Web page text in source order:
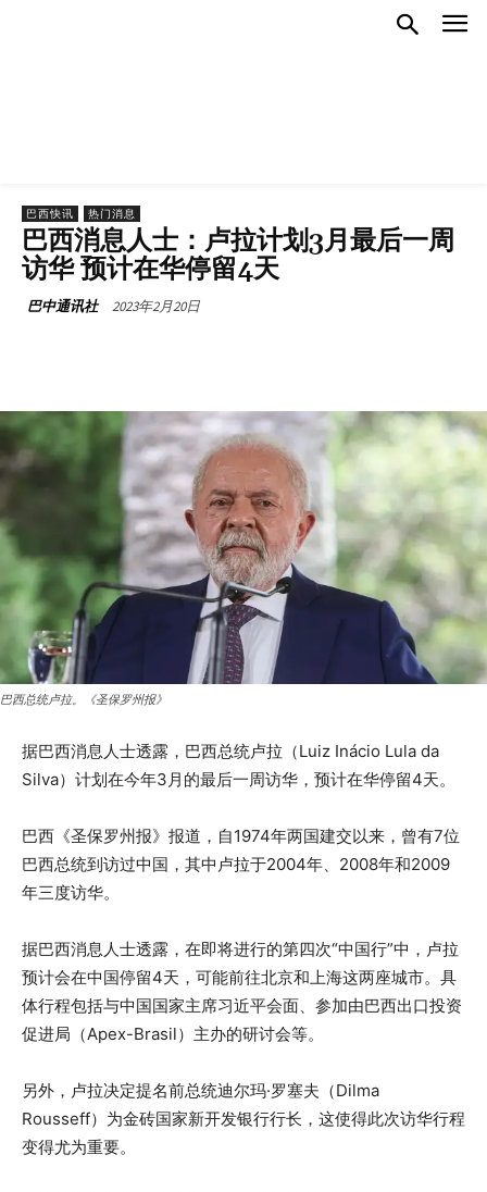
巴西快讯 热门消息
巴西消息人士：卢拉计划3月最后一周
访华 预计在华停留4天
巴中通讯社 2023年2月20日
巴西总统卢拉。《圣保罗州报》
据巴西消息人士透露，巴西总统卢拉（Luiz Inácio Lula da
Silva）计划在今年3月的最后一周访华，预计在华停留4天。
巴西《圣保罗州报》报道，自1974年两国建交以来，曾有7位
巴西总统到访过中国，其中卢拉于2004年、2008年和2009
年三度访华。
据巴西消息人士透露，在即将进行的第四次“中国行”中，卢拉
预计会在中国停留4天，可能前往北京和上海这两座城市。具
体行程包括与中国国家主席习近平会面、参加由巴西出口投资
促进局（Apex-Brasil）主办的研讨会等。
另外，卢拉决定提名前总统迪尔玛·罗塞夫（Dilma
Rousseff）为金砖国家新开发银行行长，这使得此次访华行程
变得尤为重要。